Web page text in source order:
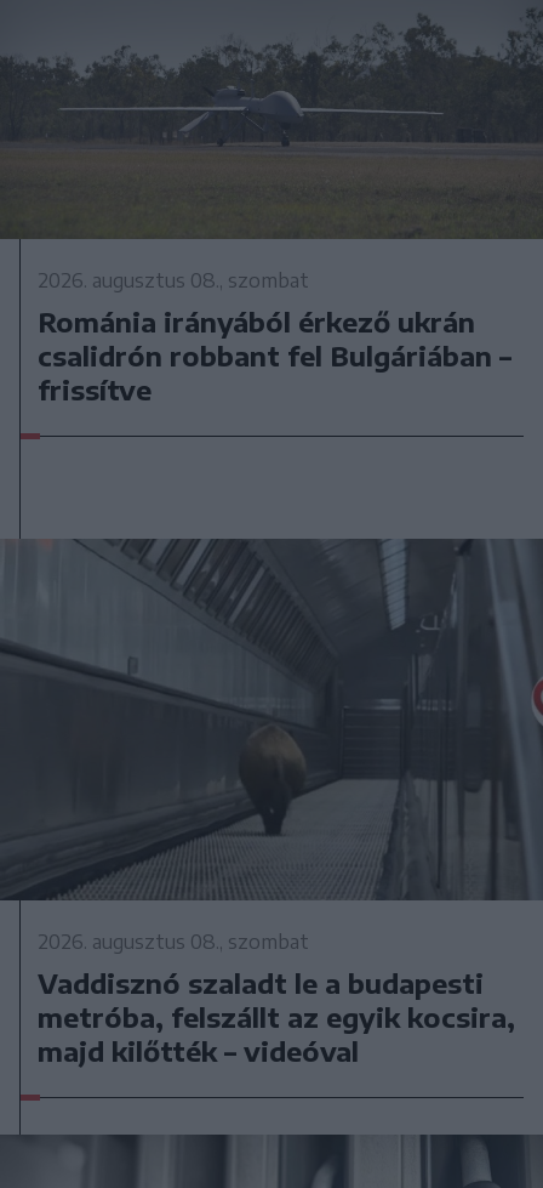
2026. augusztus 08., szombat
Románia irányából érkező ukrán
csalidrón robbant fel Bulgáriában –
frissítve
2026. augusztus 08., szombat
Vaddisznó szaladt le a budapesti
metróba, felszállt az egyik kocsira,
majd kilőtték – videóval